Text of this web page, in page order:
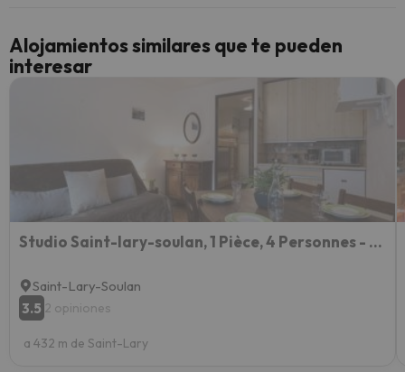
Alojamientos similares que te pueden
interesar
Studio Saint-lary-soulan, 1 Pièce, 4 Personnes - Fr-1-296-170
Saint-Lary-Soulan
3.5 2 opiniones
a 432 m de Saint-Lary